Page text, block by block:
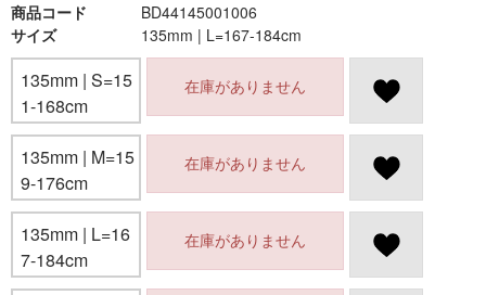
商品コード
BD44145001006
サイズ
135mm | L=167-184cm
135mm | S=15
1-168cm
在庫がありません
135mm | M=15
9-176cm
在庫がありません
135mm | L=16
7-184cm
在庫がありません